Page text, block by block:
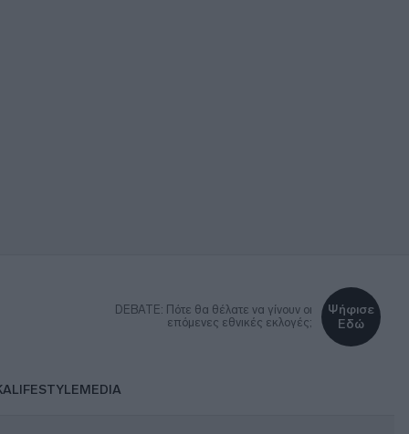
DEBATE: Πότε θα θέλατε να γίνουν οι
επόμενες εθνικές εκλογές;
Ψήφισε
Εδώ
LIFESTYLEMEDIA